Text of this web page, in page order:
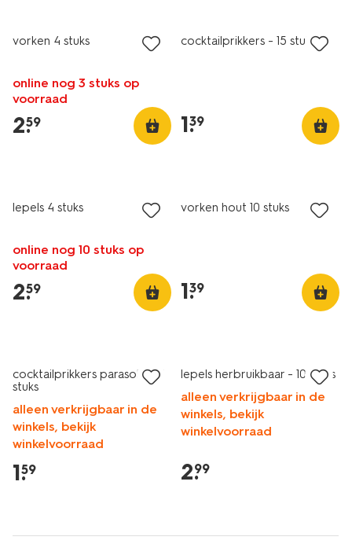
vorken 4 stuks
online nog 3 stuks op
voorraad
2.
59
cocktailprikkers - 15 stuks
1.
39
lepels 4 stuks
online nog 10 stuks op
voorraad
2.
59
vorken hout 10 stuks
1.
39
cocktailprikkers parasol - 25
stuks
alleen verkrijgbaar in de
winkels, bekijk
winkelvoorraad
1.
59
lepels herbruikbaar - 10 stuks
alleen verkrijgbaar in de
winkels, bekijk
winkelvoorraad
2.
99